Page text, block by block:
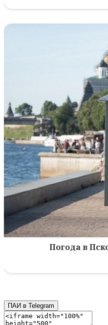
Погода в
ПАИ в Telegram